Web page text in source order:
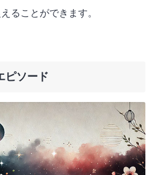
ることができます。
ピソード